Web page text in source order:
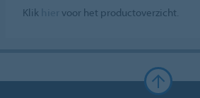
Klik voor het productoverzicht.